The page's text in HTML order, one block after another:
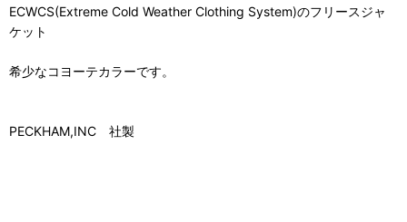
ECWCS(Extreme Cold Weather Clothing System)のフリースジャ
ケット
希少なコヨーテカラーです。
PECKHAM,INC 社製